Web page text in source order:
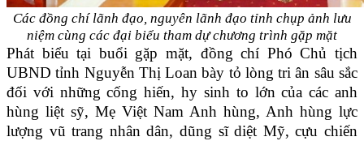
Các đồng chí lãnh đạo, nguyên lãnh đạo tỉnh chụp ảnh lưu
niệm cùng các đại biểu tham dự chương trình gặp mặt
Phát biểu tại buổi gặp mặt, đồng chí Phó Chủ tịch
UBND tỉnh Nguyễn Thị Loan bày tỏ lòng tri ân sâu sắc
đối với những cống hiến, hy sinh to lớn của các anh
hùng liệt sỹ, Mẹ Việt Nam Anh hùng, Anh hùng lực
lượng vũ trang nhân dân, dũng sĩ diệt Mỹ, cựu chiến